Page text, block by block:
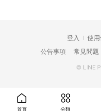
首頁 分類
登入 使
公告事項
常見問題
© LINE